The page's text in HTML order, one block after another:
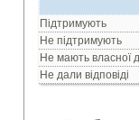
Підтримують
Не підтримують
Не мають власної
Не дали відповіді